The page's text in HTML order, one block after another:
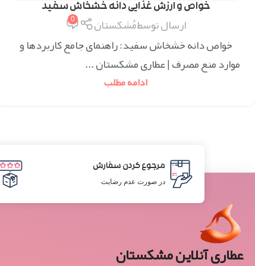
همه مقالات
خواص و ارزش غذایی دانه خشخاش سفید
ارسال توسطمُشکستان 0
خواص دانه خشخاش سفید: راهنمای جامع کاربردها و
موارد منع مصرف | عطاری مشکستان ...
ادامه مطلب
مرجوع کردن سفارش
در صورت عدم رضایت
عطاری آنلاین مشکستان